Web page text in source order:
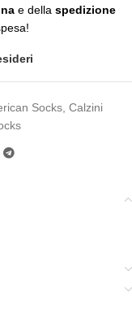
e della spedizione
Socks Calzini